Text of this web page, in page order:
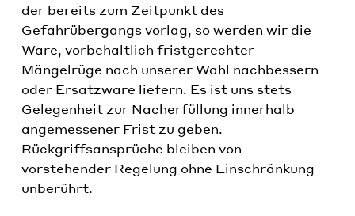
der bereits zum Zeitpunkt des
Gefahrübergangs vorlag, so werden wir die
Ware, vorbehaltlich fristgerechter
Mängelrüge nach unserer Wahl nachbessern
oder Ersatzware liefern. Es ist uns stets
Gelegenheit zur Nacherfüllung innerhalb
angemessener Frist zu geben.
Rückgriffsansprüche bleiben von
vorstehender Regelung ohne Einschränkung
unberührt.